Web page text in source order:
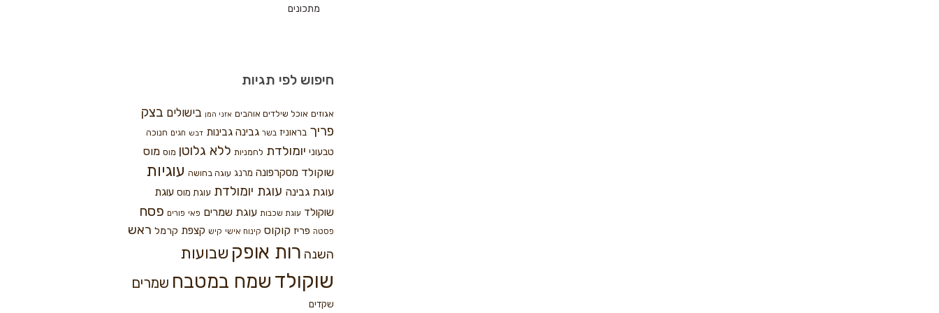
מתכונים
חיפוש לפי תגיות
אגוזים אוכל שילדים אוהבים אזני המן בישולים בצק
פריך בראוניז בשר גבינה גבינות דבש חגים חנוכה
טבעוני יומולדת לחמניות ללא גלוטן מוס מוס
שוקולד מסקרפונה מרנג עוגה בחושה עוגיות
עוגת גבינה עוגת יומולדת עוגת מוס עוגת
שוקולד עוגת שכבות עוגת שמרים פאי פורים פסח
פסטה פריז קוקוס קינוח אישי קיש קצפת קרמל ראש
השנה רות אופק שבועות
שוקולד שמח במטבח שמרים
שקדים